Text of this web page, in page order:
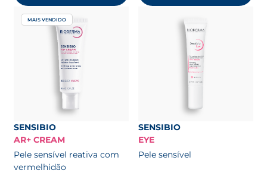
MAIS VENDIDO
SENSIBIO
AR+ CREAM
Pele sensível reativa com
vermelhidão
SENSIBIO
EYE
Pele sensível